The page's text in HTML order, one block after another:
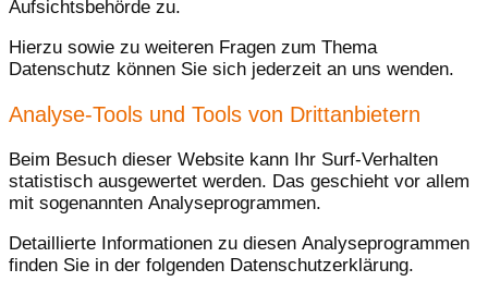
Aufsichtsbehörde zu.
Hierzu sowie zu weiteren Fragen zum Thema
Datenschutz können Sie sich jederzeit an uns wenden.
Analyse-Tools und Tools von Dritt­anbietern
Beim Besuch dieser Website kann Ihr Surf-Verhalten
statistisch ausgewertet werden. Das geschieht vor allem
mit sogenannten Analyseprogrammen.
Detaillierte Informationen zu diesen Analyseprogrammen
finden Sie in der folgenden Datenschutzerklärung.